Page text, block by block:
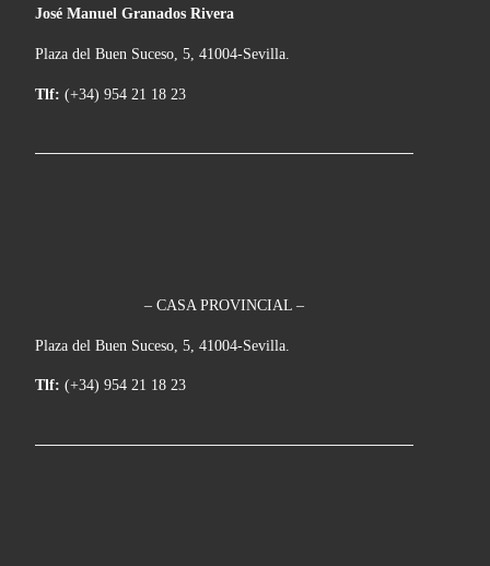
José Manuel Granados Rivera
Plaza del Buen Suceso, 5, 41004-Sevilla.
Tlf: (+34) 954 21 18 23
– CASA PROVINCIAL –
Plaza del Buen Suceso, 5, 41004-Sevilla.
Tlf: (+34) 954 21 18 23